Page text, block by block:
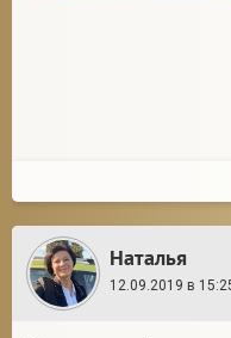
Наталья
12.09.2019 в